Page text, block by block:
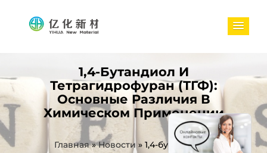
1,4-Бутандиол И
Тетрагидрофуран (ТГФ):
Основные Различия В
Химическом Применении
Главная»Новости » 1,4-бутандиол и